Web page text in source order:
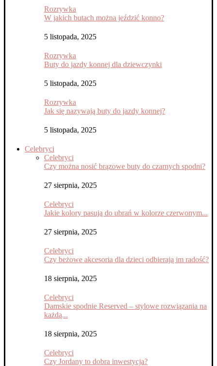
Rozrywka
W jakich butach można jeździć konno?
5 listopada, 2025
Rozrywka
Buty do jazdy konnej dla dziewczynki
5 listopada, 2025
Rozrywka
Jak się nazywają buty do jazdy konnej?
5 listopada, 2025
Celebryci
Celebryci
Czy można nosić brązowe buty do czarnych spodni?
27 sierpnia, 2025
Celebryci
Jakie kolory pasują do ubrań w kolorze czerwonym...
27 sierpnia, 2025
Celebryci
Czy beżowe akcesoria dla dzieci odbierają im radość?
18 sierpnia, 2025
Celebryci
Damskie spodnie Reserved – stylowe rozwiązania na
każdą...
18 sierpnia, 2025
Celebryci
Czy Jordany to dobra inwestycja?